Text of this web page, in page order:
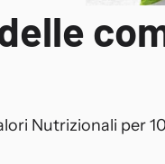
Nutrizionali per